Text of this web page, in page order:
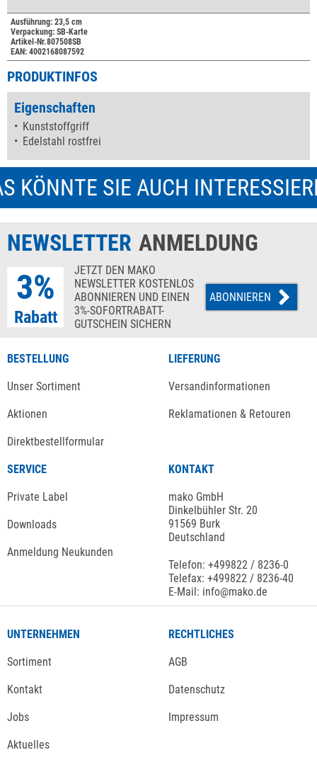
Ausführung: 23,5 cm
Verpackung: SB-Karte
Artikel-Nr.807508SB
EAN: 4002168087592
PRODUKTINFOS
Eigenschaften
Kunststoffgriff
Edelstahl rostfrei
KÖNNTE SIE AUCH
NEWSLETTER ANMELDUNG
3%
Rabatt
JETZT DEN MAKO
NEWSLETTER KOSTENLOS
ABONNIEREN UND EINEN
3%-SOFORTRABATT-
GUTSCHEIN SICHERN
ABONNIEREN
BESTELLUNG
Unser Sortiment
Aktionen
Direktbestellformular
LIEFERUNG
Versandinformationen
Reklamationen & Retouren
SERVICE
Private Label
Downloads
Anmeldung Neukunden
KONTAKT
mako GmbH
Dinkelbühler Str. 20
91569 Burk
Deutschland
Telefon: +499822 / 8236-0
Telefax: +499822 / 8236-40
E-Mail: info@mako.de
UNTERNEHMEN
Sortiment
Kontakt
Jobs
Aktuelles
RECHTLICHES
AGB
Datenschutz
Impressum